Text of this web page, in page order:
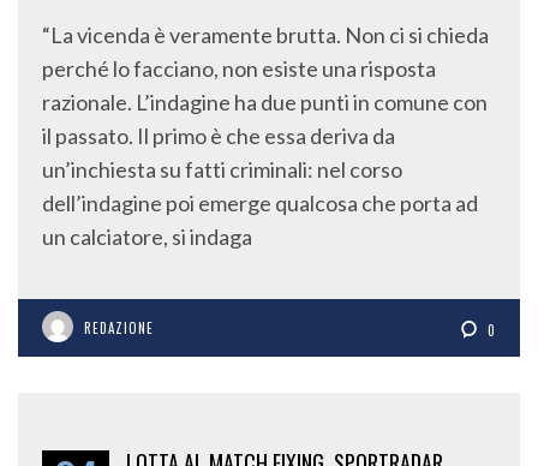
“La vicenda è veramente brutta. Non ci si chieda
perché lo facciano, non esiste una risposta
razionale. L’indagine ha due punti in comune con
il passato. Il primo è che essa deriva da
un’inchiesta su fatti criminali: nel corso
dell’indagine poi emerge qualcosa che porta ad
un calciatore, si indaga
REDAZIONE 0